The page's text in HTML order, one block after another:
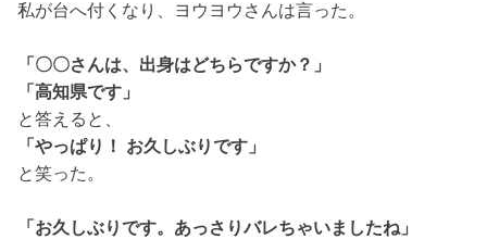
私が台へ付くなり、ヨウヨウさんは言った。
「〇〇さんは、出身はどちらですか？」
「高知県です」
と答えると、
「やっぱり！ お久しぶりです」
と笑った。
「お久しぶりです。あっさりバレちゃいましたね」